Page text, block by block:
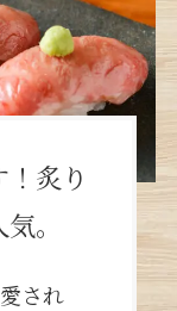
炙り
。
され